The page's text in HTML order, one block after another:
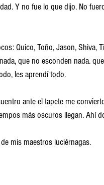
Y no fue lo que dijo. No
Quico, Toño, Jason, Shiva,
que no esconden nada.
les aprendí todo.
ante el tapete me
más oscuros llegan. Ahí
mis maestros luciérnagas.